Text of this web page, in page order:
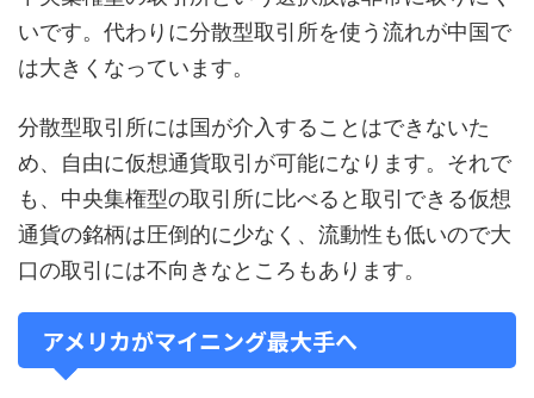
いです。代わりに分散型取引所を使う流れが中国で
は大きくなっています。
分散型取引所には国が介入することはできないた
め、自由に仮想通貨取引が可能になります。それで
も、中央集権型の取引所に比べると取引できる仮想
通貨の銘柄は圧倒的に少なく、流動性も低いので大
口の取引には不向きなところもあります。
アメリカがマイニング最大手へ